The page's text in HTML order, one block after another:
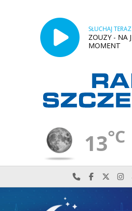
SŁUCHAJ TERAZ
ZOUZY - NA
MOMENT
13°C
Najlepiej po
Odwiedź